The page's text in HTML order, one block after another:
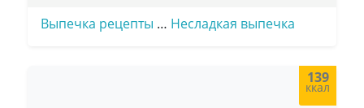
Выпечка рецепты … Несладкая выпечка
139
ккал